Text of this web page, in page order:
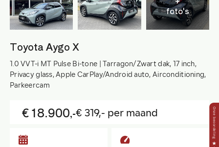
foto's
Toyota Aygo X
1.0 VVT-i MT Pulse Bi-tone | Tarragon/Zwart dak, 17 inch,
Privacy glass, Apple CarPlay/Android auto, Airconditioning,
Parkeercam
€ 18.900,-€ 319,- per maand